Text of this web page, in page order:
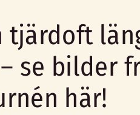
tjärdoft
se bilder
här!